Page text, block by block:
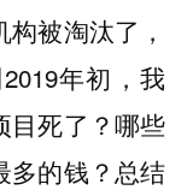
被淘汰了，
年初，我
目死了？哪些
多的钱？总结